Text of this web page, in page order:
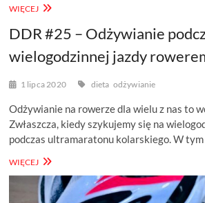
WIĘCEJDDR
–
WEGAŃSKA
PO
ROKU
DDR #25 – Odżywianie
wielogodzinnej jazdy
1 lipca 2020 dieta odżywianie
Odżywianie na rowerze dla wielu z nas to
Zwłaszcza, kiedy szykujemy się na
podczas ultramaratonu kolarskiego. W
WIĘCEJDDR
–
ODŻYWIANIE